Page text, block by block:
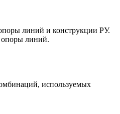
линий и конструкции РУ.
линий.
используемых